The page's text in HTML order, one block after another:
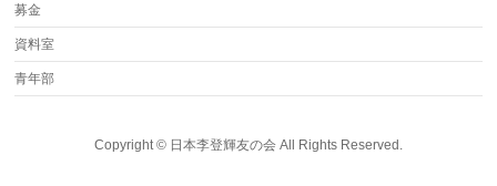
募金
資料室
青年部
Copyright © 日本李登輝友の会All Rights Reserved.